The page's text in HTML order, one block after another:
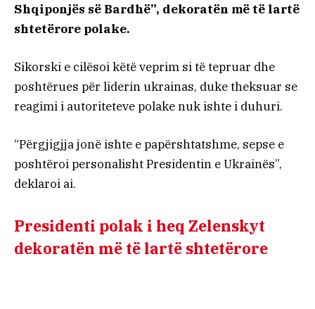
Shqiponjës së Bardhë”, dekoratën më të lartë
shtetërore polake.
Sikorski e cilësoi këtë veprim si të tepruar dhe
poshtërues për liderin ukrainas, duke theksuar se
reagimi i autoriteteve polake nuk ishte i duhuri.
“Përgjigjja jonë ishte e papërshtatshme, sepse e
poshtëroi personalisht Presidentin e Ukrainës”,
deklaroi ai.
Presidenti polak i heq Zelenskyt
dekoratën më të lartë shtetërore